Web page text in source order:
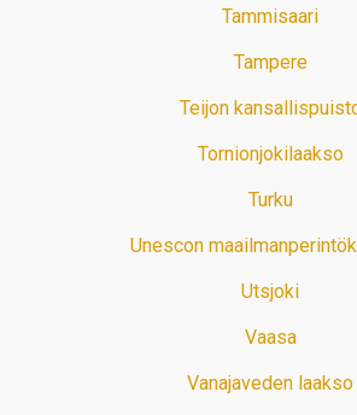
Tammisaari
Tampere
Teijon
Tornionjokilaakso
Turku
Unescon
Utsjoki
Vaasa
Vanajaveden laakso